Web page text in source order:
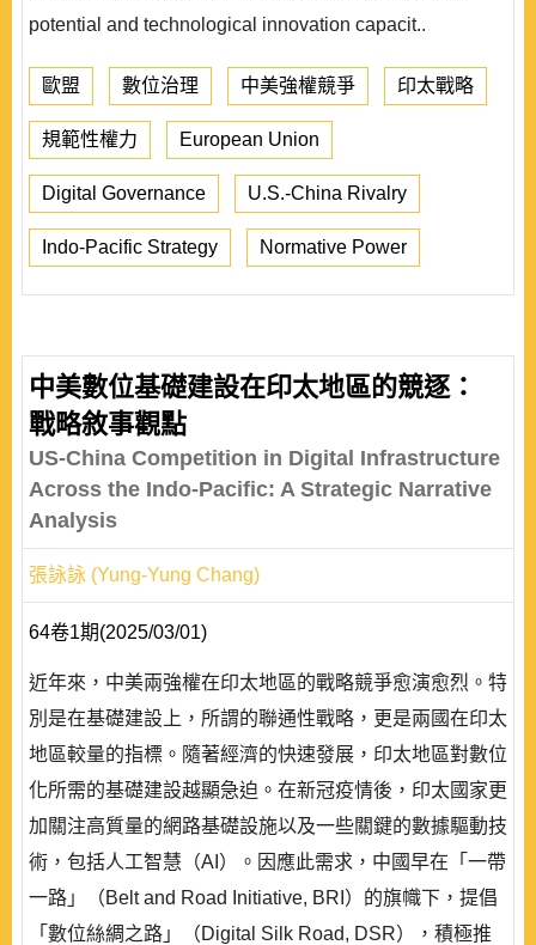
potential and technological innovation capacit..
歐盟 數位治理 中美強權競爭 印太戰略
規範性權力 European Union
Digital Governance U.S.-China Rivalry
Indo-Pacific Strategy Normative Power
中美數位基礎建設在印太地區的競逐：
戰略敘事觀點
US-China Competition in Digital Infrastructure
Across the Indo-Pacific: A Strategic Narrative
Analysis
張詠詠 (Yung-Yung Chang)
64卷1期(2025/03/01)
近年來，中美兩強權在印太地區的戰略競爭愈演愈烈。特
別是在基礎建設上，所謂的聯通性戰略，更是兩國在印太
地區較量的指標。隨著經濟的快速發展，印太地區對數位
化所需的基礎建設越顯急迫。在新冠疫情後，印太國家更
加關注高質量的網路基礎設施以及一些關鍵的數據驅動技
術，包括人工智慧（AI）。因應此需求，中國早在「一帶
一路」（Belt and Road Initiative, BRI）的旗幟下，提倡
「數位絲綢之路」（Digital Silk Road, DSR），積極推